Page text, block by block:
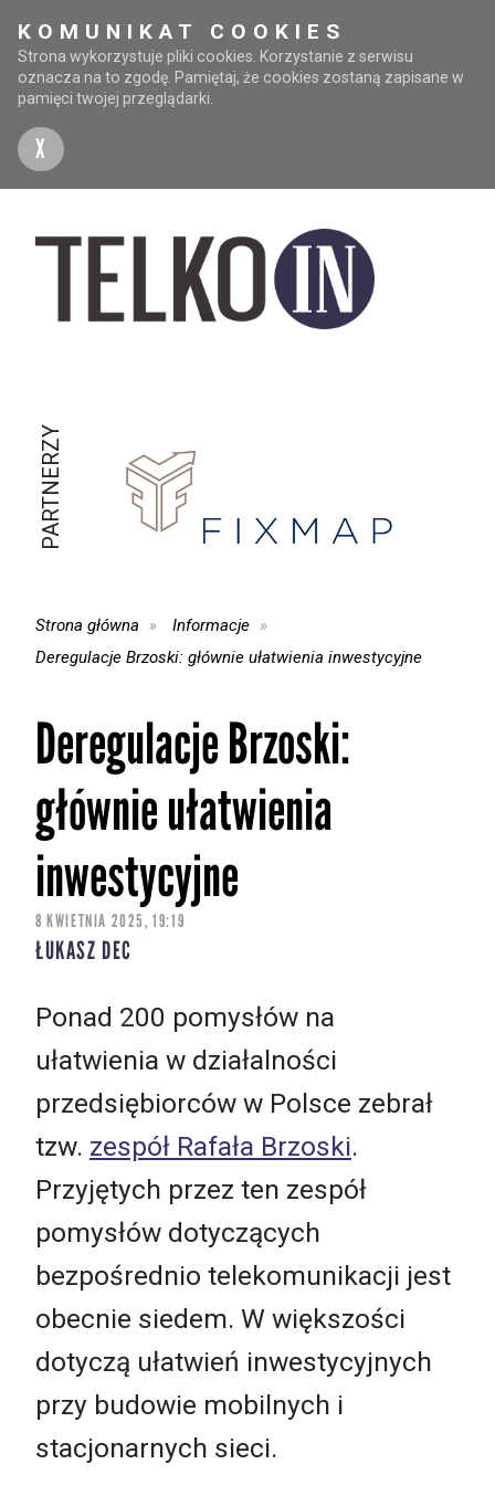
KOMUNIKAT COOKIES
Strona wykorzystuje pliki cookies. Korzystanie z serwisu
oznacza na to zgodę. Pamiętaj, że cookies zostaną zapisane w
pamięci twojej przeglądarki.
X
PARTNERZY
Strona główna
Informacje
Deregulacje Brzoski: głównie ułatwienia inwestycyjne
Deregulacje Brzoski:
głównie ułatwienia
inwestycyjne
8 KWIETNIA 2025, 19:19
ŁUKASZ DEC
Ponad 200 pomysłów na
ułatwienia w działalności
przedsiębiorców w Polsce zebrał
tzw. zespół Rafała Brzoski.
Przyjętych przez ten zespół
pomysłów dotyczących
bezpośrednio telekomunikacji jest
obecnie siedem. W większości
dotyczą ułatwień inwestycyjnych
przy budowie mobilnych i
stacjonarnych sieci.